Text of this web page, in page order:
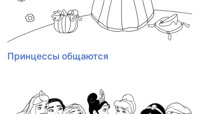
Принцессы общаются